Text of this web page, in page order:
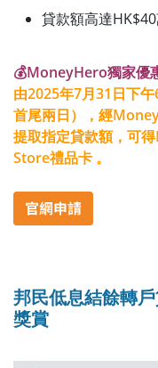
貸款額高達
💰MoneyHero獨家優
由2025年7月31日下
首尾兩日）， 經
提取指定貸款額， 可
Store禮品卡 。
邦民低息結餘轉
獎賞